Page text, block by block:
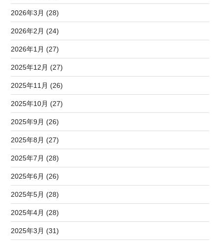
2026年3月 (28)
2026年2月 (24)
2026年1月 (27)
2025年12月 (27)
2025年11月 (26)
2025年10月 (27)
2025年9月 (26)
2025年8月 (27)
2025年7月 (28)
2025年6月 (26)
2025年5月 (28)
2025年4月 (28)
2025年3月 (31)